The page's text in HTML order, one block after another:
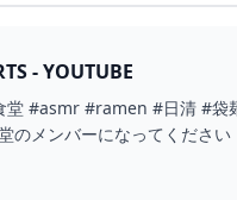
- YOUTUBE
#asmr #ramen #日清 #袋
のメンバーになってくださ